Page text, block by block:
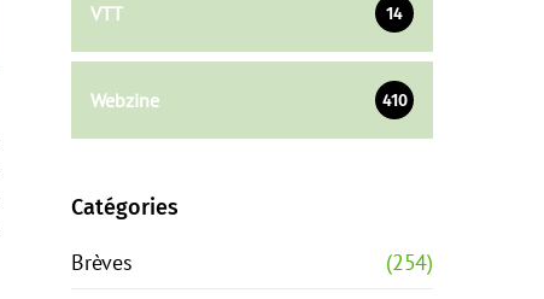
VTT 14
Webzine 410
Catégories
Brèves
(254)